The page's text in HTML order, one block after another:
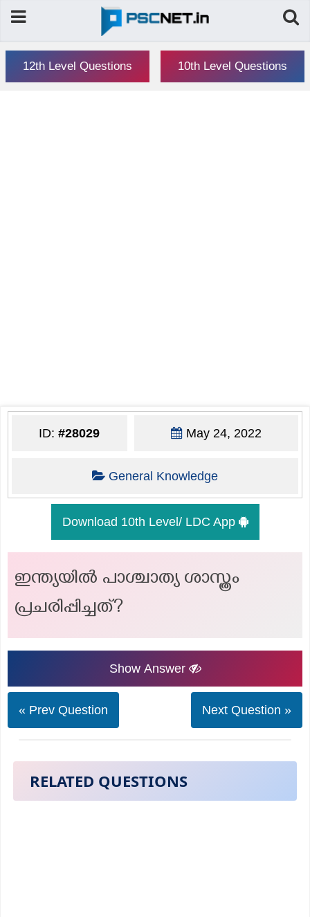
12th Level Questions 10th Level Questions
ID:#28029 May 24, 2022
General Knowledge
Download 10th Level/ LDC App
ഇന്ത്യയിൽ പാശ്ചാത്യ ശാസ്ത്രം
പ്രചരിപ്പിച്ചത്?
Show Answer
« Prev Question Next Question »
RELATED QUESTIONS